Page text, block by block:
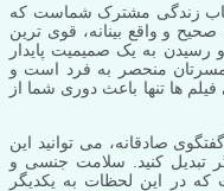
زندگی مشترک شماست که
و واقع بینانه، قوی ترین
رسیدن به یک صمیمیت پایدار
منحصر به فرد است و
فیلم ها تنها باعث دوری شما از
صادقانه، می توانید این
تبدیل کنید. سلامت جنسی و
در این لحظات به یکدیگر